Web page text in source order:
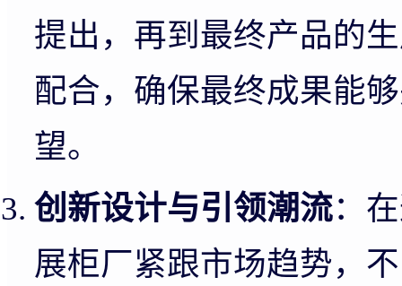
提出，再到最终产品的
配合，确保最终成果能
望。
创新设计与引领潮流：
展柜厂紧跟市场趋势，